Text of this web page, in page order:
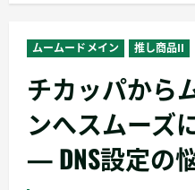
ニ
ュ
ー
ムームードメイン 推し商品II
チカッパから
ンへスムーズ
— DNS設定の